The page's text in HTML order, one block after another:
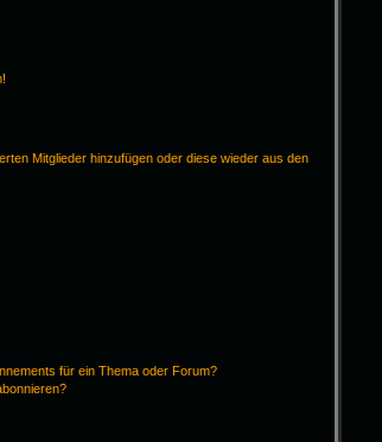
Mitglieder hinzufügen oder diese wieder aus den
für ein Thema oder Forum?